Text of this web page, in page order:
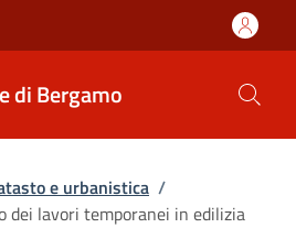
di Bergamo
e urbanistica /
dei lavori temporanei in edilizia